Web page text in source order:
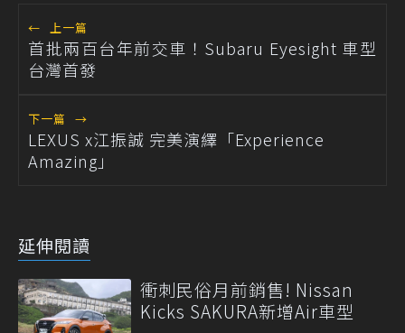
← 上一篇
首批兩百台年前交車！Subaru Eyesight 車型
台灣首發
下一篇 →
LEXUS x江振誠 完美演繹「Experience
Amazing」
延伸閱讀
衝刺民俗月前銷售! Nissan
Kicks SAKURA新增Air車型